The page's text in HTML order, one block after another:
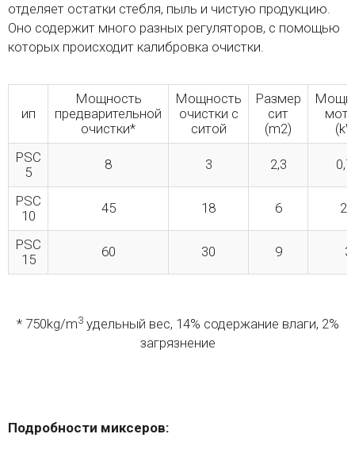
отделяет остатки стебля, пыль и чистую продукцию.
Оно содержит много разных регуляторов, с помощью
которых происходит калибровка очистки.
ип
Мощность
предварительной
очистки*
Мощность
очистки с
ситой
Размер
сит
(m2)
PSC
5
8 3 2,3
PSC
10
45 18 6
PSC
15
60 30 9 3
* 750kg/m3удельный вес, 14% содержание влаги, 2%
загрязнение
Подробности миксеров: